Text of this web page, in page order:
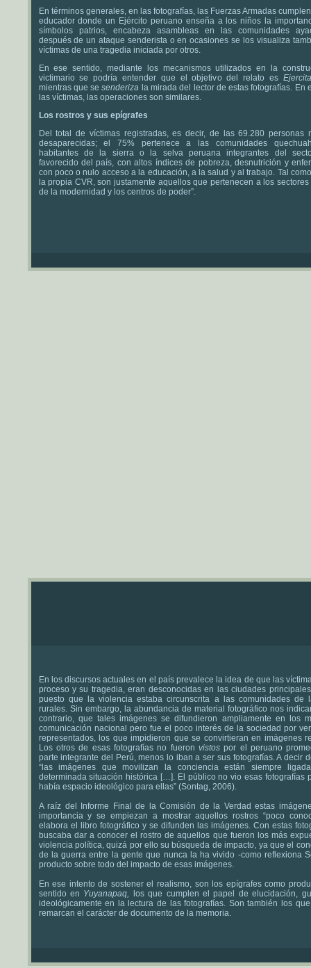
En términos generales, en las fotografías, las Fuerzas Armadas
educador donde un Ejército peruano enseña a los niños la
símbolos patrios, encabeza asambleas en las comunidades
después de un ataque senderista o en ocasiones se los visualiza
víctimas de una tragedia iniciada por otros.
En ese sentido, mediante los mecanismos utilizados en la
victimario se podría entender que el objetivo del relato es
mientras que sesenderiza la mirada del lector de estas fotografías. En
las víctimas, las operaciones son similares.
Los rostros y sus epígrafes
Del total de víctimas registradas, es decir, de las 69.280 personas
desaparecidas; el 75% pertenece a las comunidades
habitantes de la sierra o la selva peruana integrantes del
favorecido del país, con altos índices de pobreza, desnutrición y
con poco o nulo acceso a la educación, a la salud y al trabajo. Tal
la propia CVR, son justamente aquellos que pertenecen a los sectores
de la modernidad y los centros de poder”.
En los discursos actuales en el país prevalece la idea de que las
proceso y su tragedia, eran desconocidas en las ciudades
puesto que la violencia estaba circunscrita a las comunidades de
rurales. Sin embargo, la abundancia de material fotográfico nos
contrario, que tales imágenes se difundieron ampliamente en los
comunicación nacional pero fue el poco interés de la sociedad por
representados, los que impidieron que se convirtieran en imágenes
Los otros de esas fotografías no fueron vistospor el peruano
parte integrante del Perú, menos lo iban a ser sus fotografías. A decir
“las imágenes que movilizan la conciencia están siempre
determinada situación histórica […]. El público no vio esas fotografías
había espacio ideológico para ellas” (Sontag, 2006).
A raíz del Informe Final de la Comisión de la Verdad estas
importancia y se empiezan a mostrar aquellos rostros “poco
elabora el libro fotográfico y se difunden las imágenes. Con estas
buscaba dar a conocer el rostro de aquellos que fueron los más
violencia política, quizá por ello su búsqueda de impacto, ya que el
de la guerra entre la gente que nunca la ha vivido -como reflexiona
producto sobre todo del impacto de esas imágenes.
En ese intento de sostener el realismo, son los epígrafes como
sentido en Yuyanapaq, los que cumplen el papel de elucidación,
ideológicamente en la lectura de las fotografías. Son también los
remarcan el carácter de documento de la memoria.